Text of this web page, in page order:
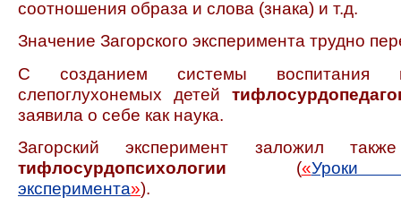
соотношения образа и слова (знака) и т.д.
Значение Загорского эксперимента трудно
С созданием системы воспитания
слепоглухонемых детей
заявила о себе как наука.
Загорский эксперимент заложил
тифлосурдопсихологии
(«Уроки
эксперимента»).